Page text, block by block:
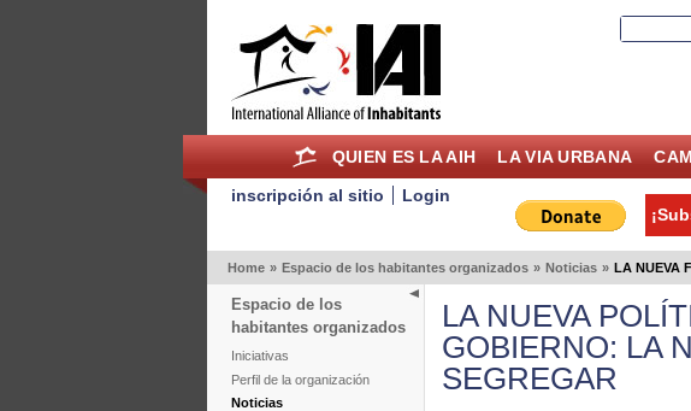
QUIEN ES LA AIH LA VIA URBANA
inscripción al sitio
Login
Home » Espacio de los habitantes organizados » Noticias » LA NUEVA
Espacio de los
habitantes organizados
Iniciativas
Perfil de la organización
Noticias
LA NUEVA
GOBIERNO: LA
SEGREGAR